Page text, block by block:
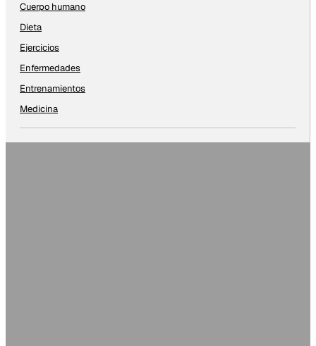
Cuerpo humano
Dieta
Ejercicios
Enfermedades
Entrenamientos
Medicina